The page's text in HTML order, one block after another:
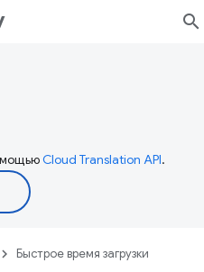
Cloud Translation API.
Быстрое время загрузки